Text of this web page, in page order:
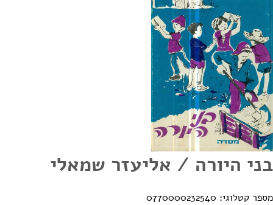
בני היורה / אליעזר שמאלי
מספר קטלוגי: 0770000232540